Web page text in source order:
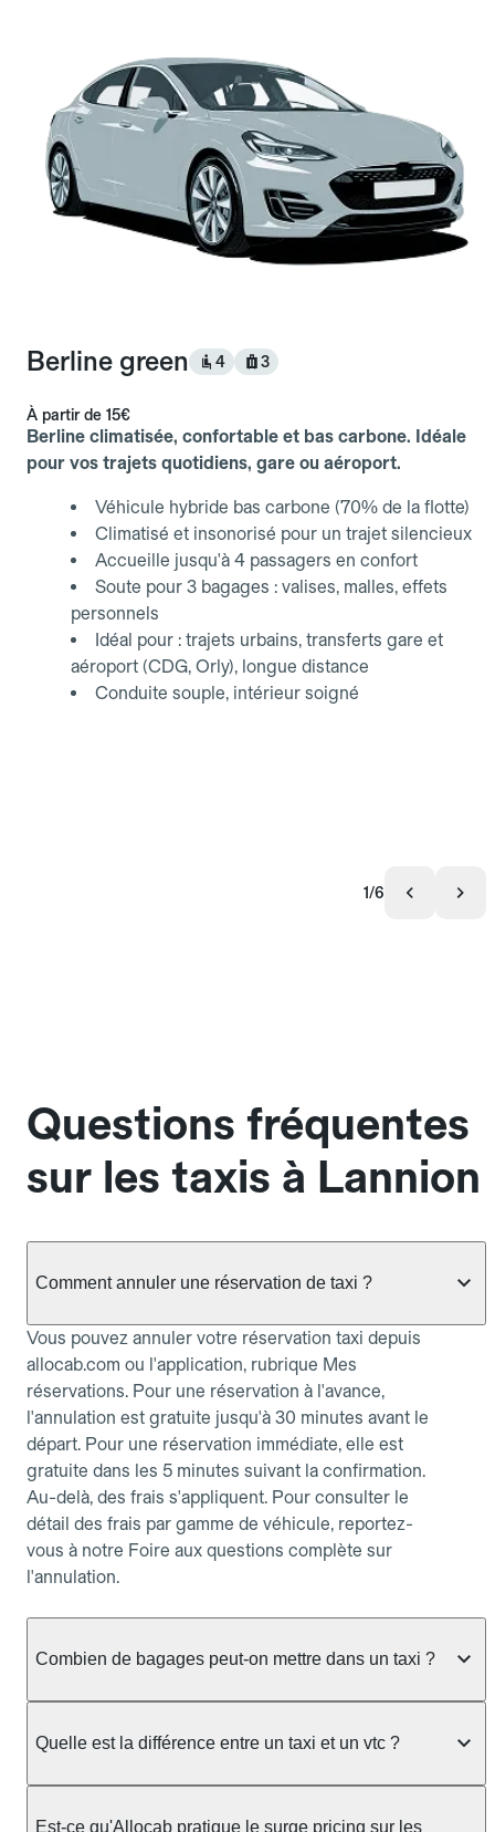
Berline green 4 3
À partir de 15€
Berline climatisée, confortable et bas carbone. Idéale
pour vos trajets quotidiens, gare ou aéroport.
Véhicule hybride bas carbone (70% de la flotte)
Climatisé et insonorisé pour un trajet silencieux
Accueille jusqu'à 4 passagers en confort
Soute pour 3 bagages : valises, malles, effets
personnels
Idéal pour : trajets urbains, transferts gare et
aéroport (CDG, Orly), longue distance
Conduite souple, intérieur soigné
1/6
Questions fréquentes
sur les taxis à Lannion
Comment annuler une réservation de taxi ?
Vous pouvez annuler votre réservation taxi depuis
allocab.com ou l'application, rubrique Mes
réservations. Pour une réservation à l'avance,
l'annulation est gratuite jusqu'à 30 minutes avant le
départ. Pour une réservation immédiate, elle est
gratuite dans les 5 minutes suivant la confirmation.
Au-delà, des frais s'appliquent. Pour consulter le
détail des frais par gamme de véhicule, reportez-
vous à notre Foire aux questions complète sur
l'annulation.
Combien de bagages peut-on mettre dans un taxi ?
taxi berline accueille en général jusqu'à 3 bagages
ou nombreux, précisez-le dans le champ "Message
au chauffeur" lors de la réservation. Le prix n'est
Quelle est la différence entre un taxi et un vtc ?
prendre en charge directement dans la rue, à une
Est-ce qu'Allocab pratique le surge pricing sur les